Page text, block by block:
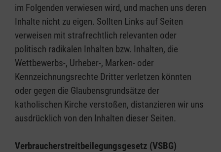
im Folgenden verwiesen wird, und machen uns deren
Inhalte nicht zu eigen. Sollten Links auf Seiten
verweisen mit strafrechtlich relevanten oder
politisch radikalen Inhalten bzw. Inhalten, die
Wettbewerbs-, Urheber-, Marken- oder
Kennzeichnungsrechte Dritter verletzen könnten
oder gegen die Glaubensgrundsätze der
katholischen Kirche verstoßen, distanzieren wir uns
ausdrücklich von den Inhalten dieser Seiten.
Verbraucherstreitbeilegungsgesetz (VSBG)